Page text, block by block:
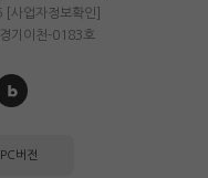
[사업자정보확인]
기이천-0183호
PC버전